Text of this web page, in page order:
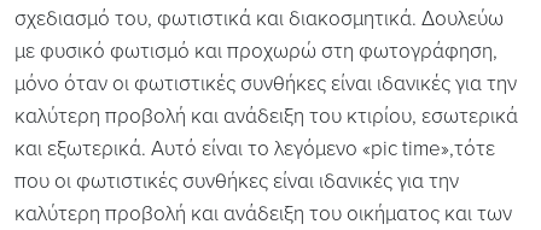
σχεδιασμό του, φωτιστικά και διακοσμητικά. Δουλεύω
με φυσικό φωτισμό και προχωρώ στη φωτογράφηση,
μόνο όταν οι φωτιστικές συνθήκες είναι ιδανικές για την
καλύτερη προβολή και ανάδειξη του κτιρίου, εσωτερικά
και εξωτερικά. Αυτό είναι το λεγόμενο «pic time»,τότε
που οι φωτιστικές συνθήκες είναι ιδανικές για την
καλύτερη προβολή και ανάδειξη του οικήματος και των